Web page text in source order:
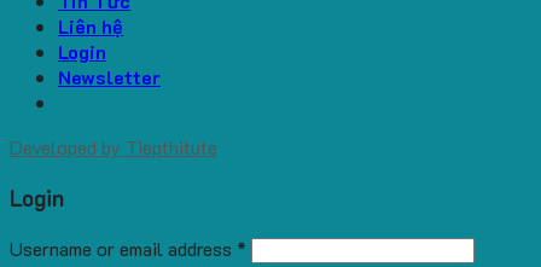
Liên hệ
Login
Newsletter
Developed by Tiepthitute
Login
Username or email address *